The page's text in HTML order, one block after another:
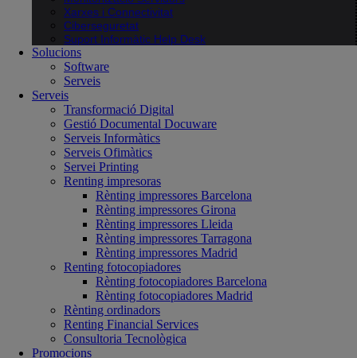
Xarxes i Connectivitat
Ciberseguretat
Suport Informàtic Help Desk
Solucions
Software
Serveis
Serveis
Transformació Digital
Gestió Documental Docuware
Serveis Informàtics
Serveis Ofimàtics
Servei Printing
Renting impresoras
Rènting impressores Barcelona
Rènting impressores Girona
Rènting impressores Lleida
Rènting impressores Tarragona
Rènting impressores Madrid
Renting fotocopiadores
Rènting fotocopiadores Barcelona
Rènting fotocopiadores Madrid
Rènting ordinadors
Renting Financial Services
Consultoria Tecnològica
Promocions